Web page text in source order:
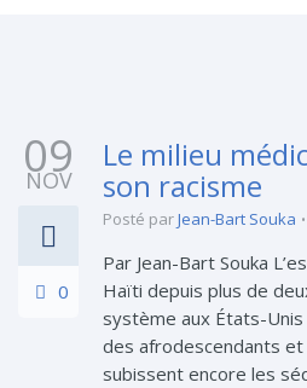
09
NOV
0
Le milieu
son racisme
Posté parJean-Bart Souka
Par Jean-Bart Souka
Haïti depuis plus de
système aux États-
des afrodescendants
subissent encore les